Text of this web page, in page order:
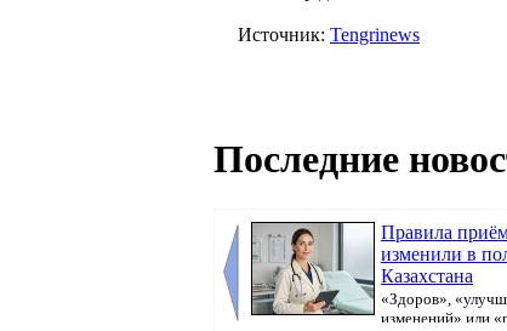
Источник: Tengrinews
Последние
Правила
изменили в
Казахстана
«Здоров»,
изменений» или